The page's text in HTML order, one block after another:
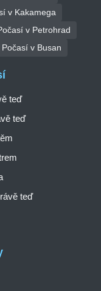
v Kakamega
v Petrohrad
v Busan
teď
teď
teď